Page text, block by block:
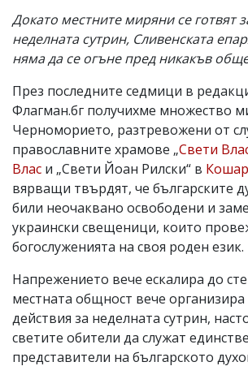
коментар,
моля
сигнализирайте
ни!
Докато местните миряни се готвят
неделната сутрин, Сливенската
няма да се огъне пред никакъв
През последните седмици в
Флагман.бг получихме множество
Черноморието, разтревожени от
православните храмове „Свети
Влас и „Свети Йоан Рилски“ в
вярващи твърдят, че българските
били неочаквано освободени и
украински свещеници, които
богослуженията на своя роден език.
Напрежението вече ескалира до
местната общност вече
действия за неделната сутрин,
светите обители да служат
представители на българското